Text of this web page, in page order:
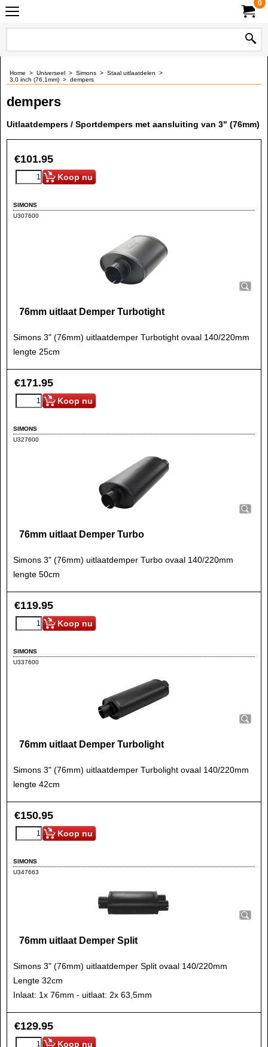
0
Home > Universeel > Simons > Staal uitlaatdelen >
3,0 inch (76,1mm) > dempers
dempers
Uitlaatdempers / Sportdempers met aansluiting van 3" (76mm)
€101.95
Koop nu
SIMONS
U307600
76mm uitlaat Demper Turbotight
Simons 3" (76mm) uitlaatdemper Turbotight ovaal 140/220mm
lengte 25cm
€171.95
Koop nu
SIMONS
U327600
76mm uitlaat Demper Turbo
Simons 3" (76mm) uitlaatdemper Turbo ovaal 140/220mm
lengte 50cm
€119.95
Koop nu
SIMONS
U337600
76mm uitlaat Demper Turbolight
Simons 3" (76mm) uitlaatdemper Turbolight ovaal 140/220mm
lengte 42cm
€150.95
Koop nu
SIMONS
U347663
76mm uitlaat Demper Split
Simons 3" (76mm) uitlaatdemper Split ovaal 140/220mm
Lengte 32cm
Inlaat: 1x 76mm - uitlaat: 2x 63,5mm
€129.95
Koop nu